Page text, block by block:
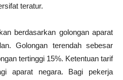
teratur.
berdasarkan golongan aparat
Golongan terendah sebesar
tertinggi 15%. Ketentuan tarif
aparat negara. Bagi pekerja